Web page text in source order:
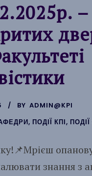
BY ADMIN@KPI
, ПОДІЇ КПІ,
знання з